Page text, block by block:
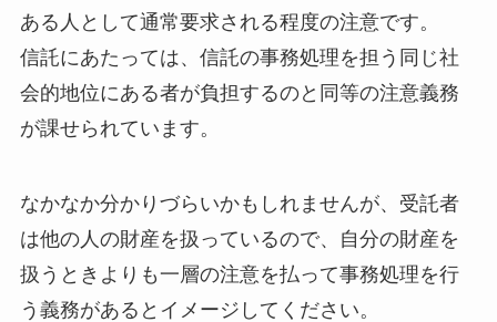
ある人として通常要求される程度の注意です。
信託にあたっては、信託の事務処理を担う同じ社
会的地位にある者が負担するのと同等の注意義務
が課せられています。
なかなか分かりづらいかもしれませんが、受託者
は他の人の財産を扱っているので、自分の財産を
扱うときよりも一層の注意を払って事務処理を行
う義務があるとイメージしてください。